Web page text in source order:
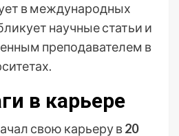
в международных
научные статьи и
преподавателем в
в карьере
свою карьеру в20